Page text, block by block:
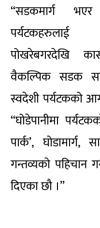
“सडकमार्ग
पर्यटकहरुलाई
पोखरेबगरदेखि
वैकल्पिक सडक
स्वदेशी पर्यटकको
“घोडेपानीमा
पार्क’,
गन्तव्यको पहिचान
दिएका छौ ।”